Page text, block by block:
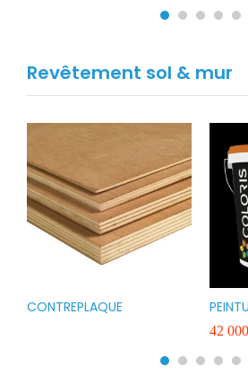
Revêtement sol & mur
CONTREPLAQUE
VERT
42 000